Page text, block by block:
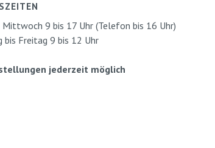
9 bis 17 Uhr (Telefon bis 16 Uhr)
bis Freitag 9 bis 12 Uhr
jederzeit möglich